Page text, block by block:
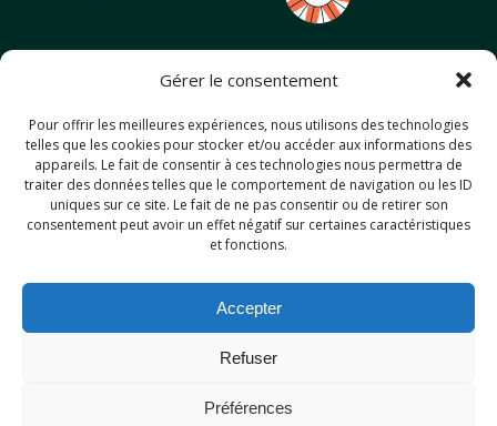
Gérer le consentement
Pour offrir les meilleures expériences, nous utilisons des technologies
telles que les cookies pour stocker et/ou accéder aux informations des
appareils. Le fait de consentir à ces technologies nous permettra de
traiter des données telles que le comportement de navigation ou les ID
uniques sur ce site. Le fait de ne pas consentir ou de retirer son
consentement peut avoir un effet négatif sur certaines caractéristiques
et fonctions.
Accepter
Refuser
Préférences
Chloé Blanc Consulting
+33 6 20 55 44 91
contact@chloeblanc.com
Services
Approche
À propos
Contactez-moi